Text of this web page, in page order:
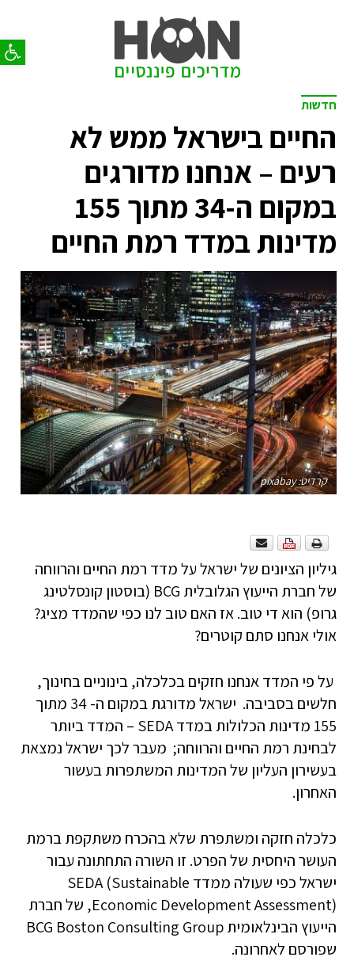
פתח
חדשות
החיים בישראל ממש לא
רעים – אנחנו מדורגים
במקום ה-34 מתוך 155
מדינות במדד רמת החיים
קרדיט: pixabay
גיליון הציונים של ישראל על מדד רמת החיים והרווחה
של חברת הייעוץ הגלובלית BCG (בוסטון קונסלטינג
גרופ) הוא די טוב. אז האם טוב לנו כפי שהמדד מציג?
אולי אנחנו סתם קוטרים?
על פי המדד אנחנו חזקים בכלכלה, בינוניים בחינוך,
חלשים בסביבה. ישראל מדורגת במקום ה- 34 מתוך
155 מדינות הכלולות במדד SEDA – המדד ביותר
לבחינת רמת החיים והרווחה; מעבר לכך ישראל נמצאת
בעשירון העליון של המדינות המשתפרות בעשור
האחרון.
כלכלה חזקה ומשתפרת שלא בהכרח משתקפת ברמת
העושר היחסית של הפרט. זו השורה התחתונה עבור
ישראל כפי שעולה ממדד SEDA (Sustainable
Economic Development Assessment), של חברת
הייעוץ הבינלאומית BCG Boston Consulting Group
שפורסם לאחרונה.